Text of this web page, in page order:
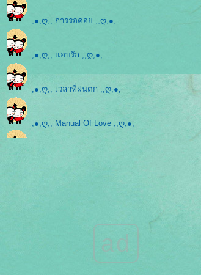
,●,ღ,, การรอคอย ,,ღ,●,
,●,ღ,, แอบรัก ,,ღ,●,
,●,ღ,, เวลาที่ฝนตก ,,ღ,●,
,●,ღ,, Manual Of Love ,,ღ,●,
,●,ღ,, เมื่อไรจะมีครายรู้ ,,ღ,●,
,●,ღ,, ฉันก็เป็นเพียงแค่แมลงปอตัวหนึ่งเท่านั้น
ad